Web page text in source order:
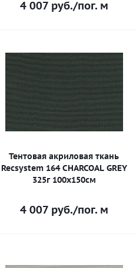
4 007руб./пог. м
Тентовая акриловая ткань
Recsystem 164 CHARCOAL GREY
325г 100х150см
4 007руб./пог. м